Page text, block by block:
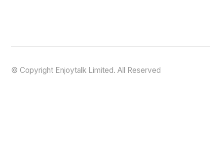
© Copyright Enjoytalk Limited. All Reserved